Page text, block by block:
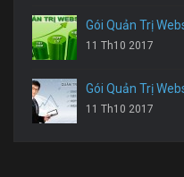
Gói Quản Trị
11 Th10 2017
Gói Quản Trị
11 Th10 2017